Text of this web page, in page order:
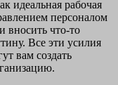
идеальная рабочая
персоналом
вносить что-то
Все эти усилия
вам создать